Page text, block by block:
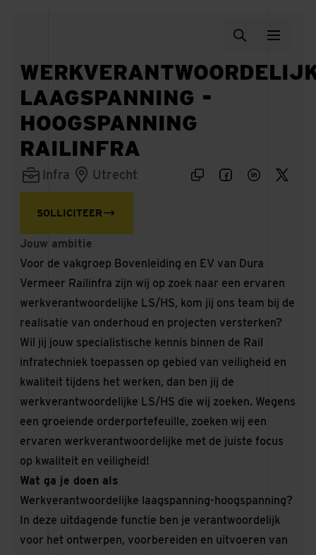
LAAGSPANNING -
HOOGSPANNING
RAILINFRA
Infra Utrecht
SOLLICITEER
Jouw ambitie
Voor de vakgroep Bovenleiding en EV van Dura
Vermeer Railinfra zijn wij op zoek naar een ervaren
werkverantwoordelijke LS/HS, kom jij ons team bij de
realisatie van onderhoud en projecten versterken?
Wil jij jouw specialistische kennis binnen de Rail
infratechniek toepassen op gebied van veiligheid en
kwaliteit tijdens het werken, dan ben jij de
werkverantwoordelijke LS/HS die wij zoeken. Wegens
een groeiende orderportefeuille, zoeken wij een
ervaren werkverantwoordelijke met de juiste focus
op kwaliteit en veiligheid!
Wat ga je doen als
Werkverantwoordelijke laagspanning-hoogspanning?
In deze uitdagende functie ben je verantwoordelijk
voor het ontwerpen, voorbereiden en uitvoeren van